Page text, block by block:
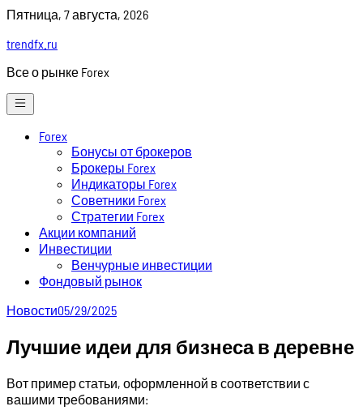
Skip
content
Пятница, 7 августа, 2026
trendfx.ru
Все о рынке Forex
Forex
Бонусы от брокеров
Брокеры Forex
Индикаторы Forex
Советники Forex
Стратегии Forex
Акции компаний
Инвестиции
Венчурные инвестиции
Фондовый рынок
Новости05/29/2025
Лучшие идеи для бизнеса в деревне
Вот пример статьи, оформленной в соответствии с
вашими требованиями: